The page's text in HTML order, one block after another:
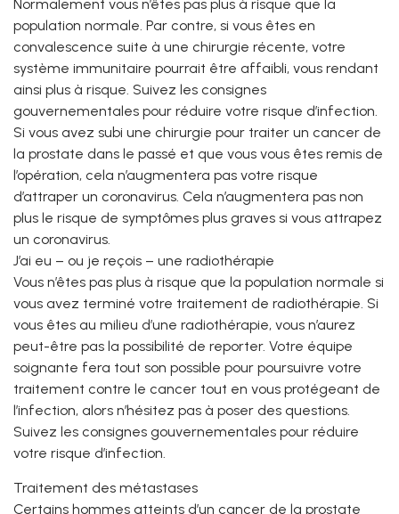
Normalement vous n’êtes pas plus à risque que la
population normale. Par contre, si vous êtes en
convalescence suite à une chirurgie récente, votre
système immunitaire pourrait être affaibli, vous rendant
ainsi plus à risque. Suivez les consignes
gouvernementales pour réduire votre risque d’infection.
Si vous avez subi une chirurgie pour traiter un cancer de
la prostate dans le passé et que vous vous êtes remis de
l’opération, cela n’augmentera pas votre risque
d’attraper un coronavirus. Cela n’augmentera pas non
plus le risque de symptômes plus graves si vous attrapez
un coronavirus.
J’ai eu – ou je reçois – une radiothérapie
Vous n’êtes pas plus à risque que la population normale si
vous avez terminé votre traitement de radiothérapie. Si
vous êtes au milieu d’une radiothérapie, vous n’aurez
peut-être pas la possibilité de reporter. Votre équipe
soignante fera tout son possible pour poursuivre votre
traitement contre le cancer tout en vous protégeant de
l’infection, alors n’hésitez pas à poser des questions.
Suivez les consignes gouvernementales pour réduire
votre risque d’infection.
Traitement des métastases
Certains hommes atteints d’un cancer de la prostate